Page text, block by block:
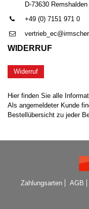
D-73630 Remshalden
+49 (0) 7151 971 0
WIDERRUF
Widerruf
Hier finden Sie alle
Als angemeldeter Kunde
Bestellübersicht zu jeder
Zahlungsarten AGB